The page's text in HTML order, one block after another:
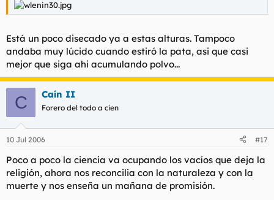
Está un poco disecado ya a estas alturas. Tampoco
andaba muy lúcido cuando estiró la pata, asi que casi
mejor que siga ahi acumulando polvo...
C Caín II
Forero del todo a cien
10 Jul 2006 #17
Poco a poco la ciencia va ocupando los vacíos que deja la
religión, ahora nos reconcilia con la naturaleza y con la
muerte y nos enseña un mañana de promisión.